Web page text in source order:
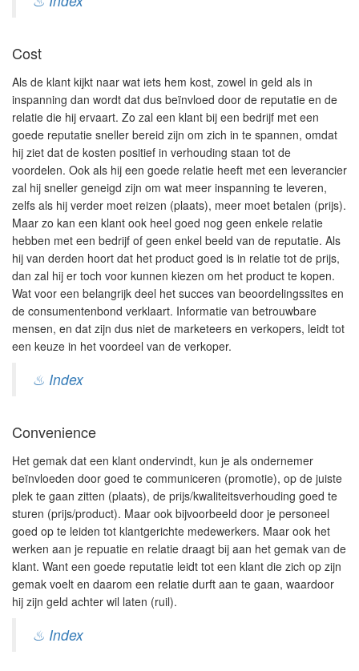
Cost
Als de klant kijkt naar wat iets hem kost, zowel in geld als in
inspanning dan wordt dat dus beïnvloed door de reputatie en de
relatie die hij ervaart. Zo zal een klant bij een bedrijf met een
goede reputatie sneller bereid zijn om zich in te spannen, omdat
hij ziet dat de kosten positief in verhouding staan tot de
voordelen. Ook als hij een goede relatie heeft met een leverancier
zal hij sneller geneigd zijn om wat meer inspanning te leveren,
zelfs als hij verder moet reizen (plaats), meer moet betalen (prijs).
Maar zo kan een klant ook heel goed nog geen enkele relatie
hebben met een bedrijf of geen enkel beeld van de reputatie. Als
hij van derden hoort dat het product goed is in relatie tot de prijs,
dan zal hij er toch voor kunnen kiezen om het product te kopen.
Wat voor een belangrijk deel het succes van beoordelingssites en
de consumentenbond verklaart. Informatie van betrouwbare
mensen, en dat zijn dus niet de marketeers en verkopers, leidt tot
een keuze in het voordeel van de verkoper.
♨ Index
Convenience
Het gemak dat een klant ondervindt, kun je als ondernemer
beïnvloeden door goed te communiceren (promotie), op de juiste
plek te gaan zitten (plaats), de prijs/kwaliteitsverhouding goed te
sturen (prijs/product). Maar ook bijvoorbeeld door je personeel
goed op te leiden tot klantgerichte medewerkers. Maar ook het
werken aan je repuatie en relatie draagt bij aan het gemak van de
klant. Want een goede reputatie leidt tot een klant die zich op zijn
gemak voelt en daarom een relatie durft aan te gaan, waardoor
hij zijn geld achter wil laten (ruil).
♨ Index